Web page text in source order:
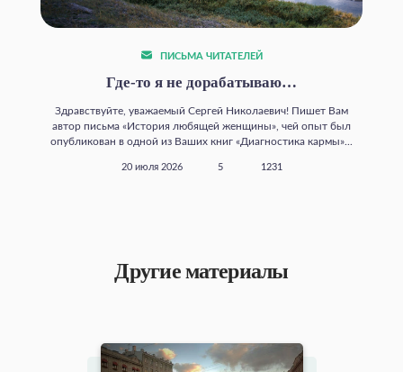
ПИСЬМА ЧИТАТЕЛЕЙ
Где‑то я не дорабатываю…
Здравствуйте, уважаемый Сергей Николаевич! Пишет Вам
автор письма «История любящей женщины», чей опыт был
опубликован в одной из Ваших книг «Диагностика кармы»...
20 июля 2026 5 1231
Другие материалы